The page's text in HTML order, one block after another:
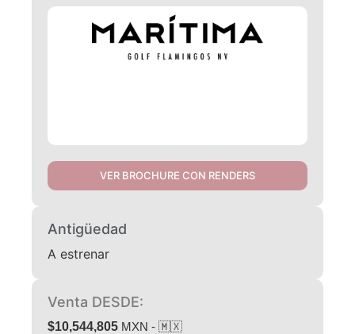
VER BROCHURE CON RENDERS
Antigüedad
A estrenar
Venta DESDE:
$10,544,805 MXN - 🇲🇽